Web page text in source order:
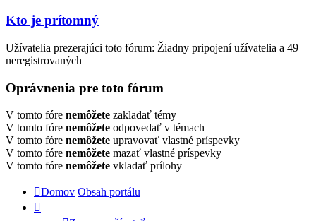
Kto je prítomný
Užívatelia prezerajúci toto fórum: Žiadny pripojení užívatelia a 49
neregistrovaných
Oprávnenia pre toto fórum
V tomto fóre nemôžete zakladať témy
V tomto fóre nemôžete odpovedať v témach
V tomto fóre nemôžete upravovať vlastné príspevky
V tomto fóre nemôžete mazať vlastné príspevky
V tomto fóre nemôžete vkladať prílohy
Domov Obsah portálu